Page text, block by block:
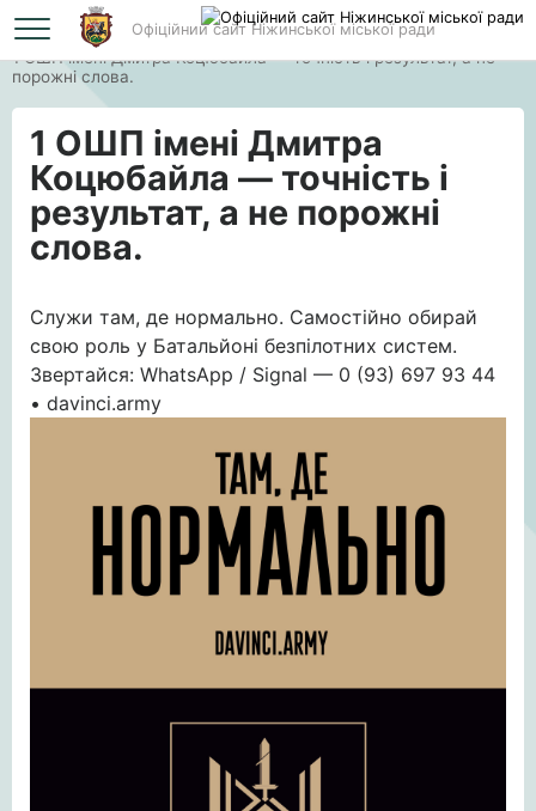
Офіційний сайт Ніжинської міської ради
Головна
1 ОШП імені Дмитра Коцюбайла — точність і результат, а не
порожні слова.
1 ОШП імені Дмитра
Коцюбайла — точність і
результат, а не порожні
слова.
Служи там, де нормально. Самостійно обирай
свою роль у Батальйоні безпілотних систем.
Звертайся: WhatsApp / Signal — 0 (93) 697 93 44
• davinci.army